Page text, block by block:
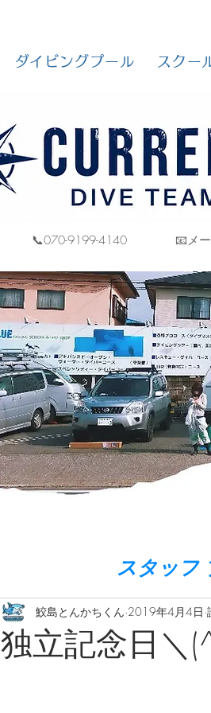
ダイビングプール スクー
📞070-9199-4140 📧メ
スタッフ
独立記念日＼
鮫島とんかちくん 2019年4月4日